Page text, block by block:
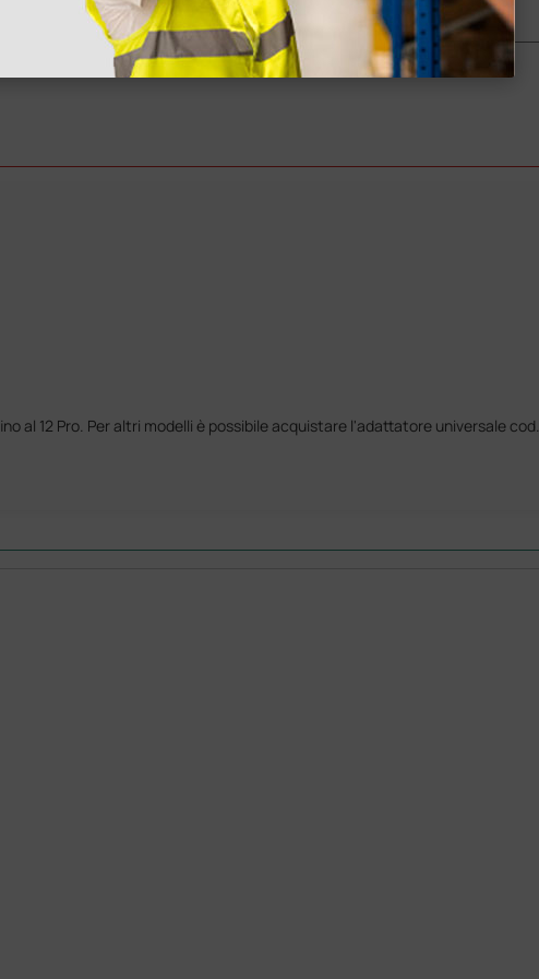
12 Pro. Per altri modelli è possibile acquistare l'adattatore universale cod.